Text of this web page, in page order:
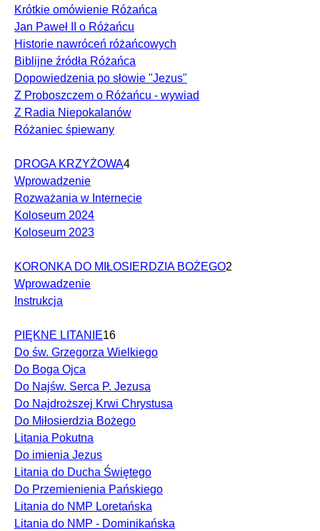
Krótkie omówienie Różańca
Jan Paweł II o Różańcu
Historie nawróceń różańcowych
Biblijne źródła Różańca
Dopowiedzenia po słowie "Jezus"
Z Proboszczem o Różańcu - wywiad
Z Radia Niepokalanów
Różaniec śpiewany
DROGA KRZYŻOWA4
Wprowadzenie
Rozważania w Internecie
Koloseum 2024
Koloseum 2023
KORONKA DO MIŁOSIERDZIA BOŻEGO2
Wprowadzenie
Instrukcja
PIĘKNE LITANIE16
Do św. Grzegorza Wielkiego
Do Boga Ojca
Do Najśw. Serca P. Jezusa
Do Najdroższej Krwi Chrystusa
Do Miłosierdzia Bożego
Litania Pokutna
Do imienia Jezus
Litania do Ducha Świętego
Do Przemienienia Pańskiego
Litania do NMP Loretańska
Litania do NMP - Dominikańska